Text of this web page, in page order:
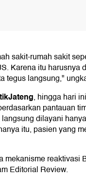
sakit-rumah sakit
Karena itu harusnya
tegus langsung,"
, hingga hari
pantauan
dilayani
itu, pasien yang
mekanisme reaktivasi
Editorial Review.